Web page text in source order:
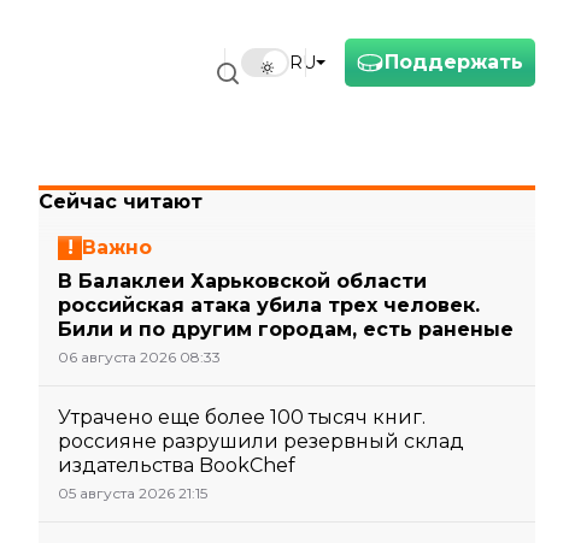
Поддержать
RU
Сейчас читают
Важно
В Балаклеи Харьковской области
российская атака убила трех человек.
Били и по другим городам, есть раненые
06 августа 2026 08:33
Утрачено еще более 100 тысяч книг.
россияне разрушили резервный склад
издательства BookChef
05 августа 2026 21:15